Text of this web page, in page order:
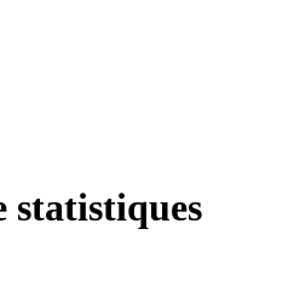
statistiques